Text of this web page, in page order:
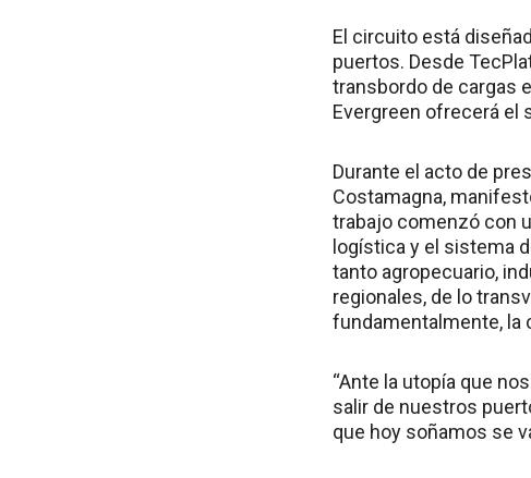
El circuito está
puertos. Desde
transbordo de cargas
Evergreen ofrecerá el
Durante el acto de
Costamagna,
trabajo comenzó con
logística y el sistema
tanto agropecuario,
regionales, de lo
fundamentalmente, la
“Ante la utopía que
salir de nuestros
que hoy soñamos se